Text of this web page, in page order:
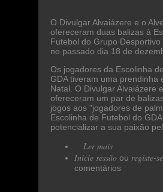
O Divulgar Alvaiázere e o
ofereceram duas balizas à
Futebol do Grupo Desportivo
no passado dia 18 de
Os jogadores da Escolinha
GDA tiveram uma prendinha
Natal. O Divulgar Alvaiázere
ofereceram um par de
jogos aos "jogadores de
Escolinha de Futebol do
potencializar a sua paixão
Ler mais
Alvaiázere/
ofereceram
Inicie sessão ou registe-se
comentários